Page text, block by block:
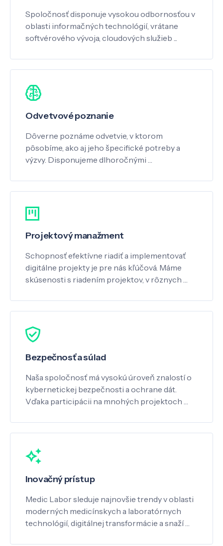
Spoločnosť disponuje vysokou odbornosťou v
oblasti informačných technológií, vrátane
softvérového vývoja, cloudových služieb ...
Odvetvové poznanie
Dôverne poznáme odvetvie, v ktorom
pôsobíme, ako aj jeho špecifické potreby a
výzvy. Disponujeme dlhoročnými …
Projektový manažment
Schopnosť efektívne riadiť a implementovať
digitálne projekty je pre nás kľúčová. Máme
skúsenosti s riadením projektov, v rôznych …
Bezpečnosť a súlad
Naša spoločnosť má vysokú úroveň znalostí o
kybernetickej bezpečnosti a ochrane dát.
Vďaka participácii na mnohých projektoch …
Inovačný prístup
Medic Labor sleduje najnovšie trendy v oblasti
moderných medicínskych a laboratórnych
technológií, digitálnej transformácie a snaží …